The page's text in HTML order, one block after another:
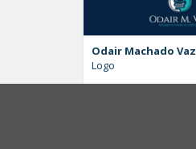
Odair Machado Vaz
Logo